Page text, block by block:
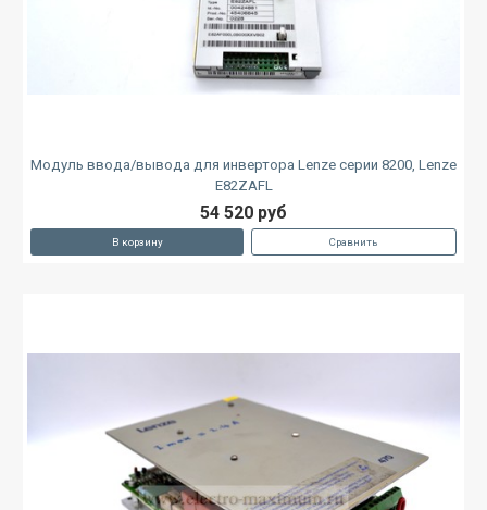
Модуль ввода/вывода для инвертора Lenze серии 8200, Lenze
E82ZAFL
54 520 руб
В корзину Сравнить